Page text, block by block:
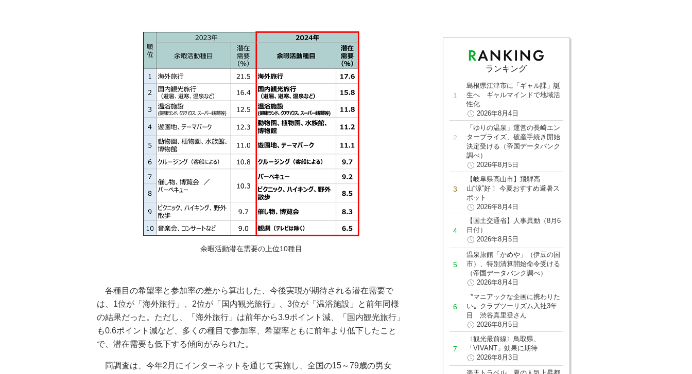
余暇活動潜在需要の上位10種目
各種目の希望率と参加率の差から算出した、今後実現が期待される潜在需要で
は、1位が「海外旅行」、2位が「国内観光旅行」、3位が「温浴施設」と前年同様
の結果だった。ただし、「海外旅行」は前年から3.9ポイント減、「国内観光旅行」
も0.6ポイント減など、多くの種目で参加率、希望率ともに前年より低下したこと
で、潜在需要も低下する傾向がみられた。
同調査は、今年2月にインターネットを通じて実施し、全国の15～79歳の男女
ランキング
島根県江津市に「ギャル課」誕
生へ ギャルマインドで地域活
性化
2026年8月4日
「ゆりの温泉」運営の長崎エン
タープライズ、破産手続き開始
決定受ける（帝国データバンク
調べ）
2026年8月5日
【岐阜県高山市】飛騨高
山“涼”好！ 今夏おすすめ避暑ス
ポット
2026年8月4日
【国土交通省】人事異動（8月6
日付）
2026年8月5日
温泉旅館「かめや」（伊豆の国
市）、特別清算開始命令受ける
（帝国データバンク調べ）
2026年8月4日
〝マニアックな企画に携わりた
い〟クラブツーリズム入社3年
目 渋谷真里登さん
2026年8月5日
〈観光最前線〉鳥取県、
「VIVANT」効果に期待
2026年8月3日
楽天トラベル、夏の人気上昇都